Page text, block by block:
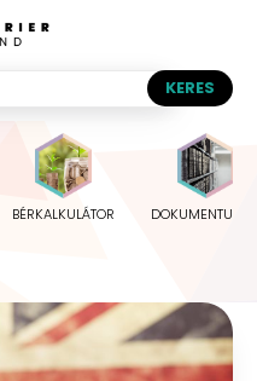
BÉRKALKULÁTOR